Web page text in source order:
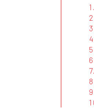
1.
7.